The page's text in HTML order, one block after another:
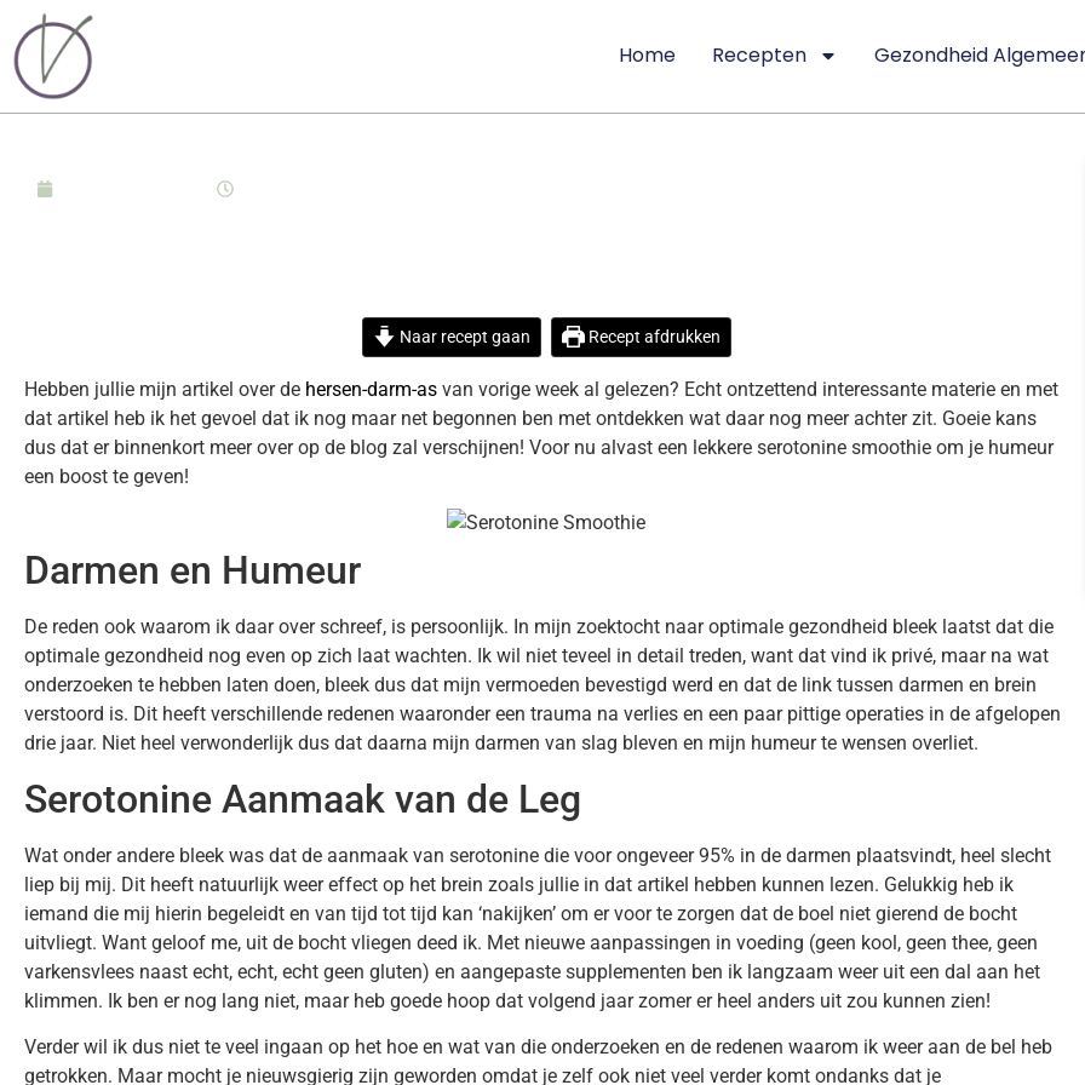
Home Recepten Gezondheid
Naar recept gaan Recept afdrukken
Hebben jullie mijn artikel over de hersen-darm-as van vorige week al gelezen? Echt ontzettend interessante materie en met
dat artikel heb ik het gevoel dat ik nog maar net begonnen ben met ontdekken wat daar nog meer achter zit. Goeie kans
dus dat er binnenkort meer over op de blog zal verschijnen! Voor nu alvast een lekkere serotonine smoothie om je humeur
een boost te geven!
Darmen en Humeur
De reden ook waarom ik daar over schreef, is persoonlijk. In mijn zoektocht naar optimale gezondheid bleek laatst dat die
optimale gezondheid nog even op zich laat wachten. Ik wil niet teveel in detail treden, want dat vind ik privé, maar na wat
onderzoeken te hebben laten doen, bleek dus dat mijn vermoeden bevestigd werd en dat de link tussen darmen en brein
verstoord is. Dit heeft verschillende redenen waaronder een trauma na verlies en een paar pittige operaties in de afgelopen
drie jaar. Niet heel verwonderlijk dus dat daarna mijn darmen van slag bleven en mijn humeur te wensen overliet.
Serotonine Aanmaak van de Leg
Wat onder andere bleek was dat de aanmaak van serotonine die voor ongeveer 95% in de darmen plaatsvindt, heel slecht
liep bij mij. Dit heeft natuurlijk weer effect op het brein zoals jullie in dat artikel hebben kunnen lezen. Gelukkig heb ik
iemand die mij hierin begeleidt en van tijd tot tijd kan ‘nakijken’ om er voor te zorgen dat de boel niet gierend de bocht
uitvliegt. Want geloof me, uit de bocht vliegen deed ik. Met nieuwe aanpassingen in voeding (geen kool, geen thee, geen
varkensvlees naast echt, echt, echt geen gluten) en aangepaste supplementen ben ik langzaam weer uit een dal aan het
klimmen. Ik ben er nog lang niet, maar heb goede hoop dat volgend jaar zomer er heel anders uit zou kunnen zien!
Verder wil ik dus niet te veel ingaan op het hoe en wat van die onderzoeken en de redenen waarom ik weer aan de bel heb
getrokken. Maar mocht je nieuwsgierig zijn geworden omdat je zelf ook niet veel verder komt ondanks dat je